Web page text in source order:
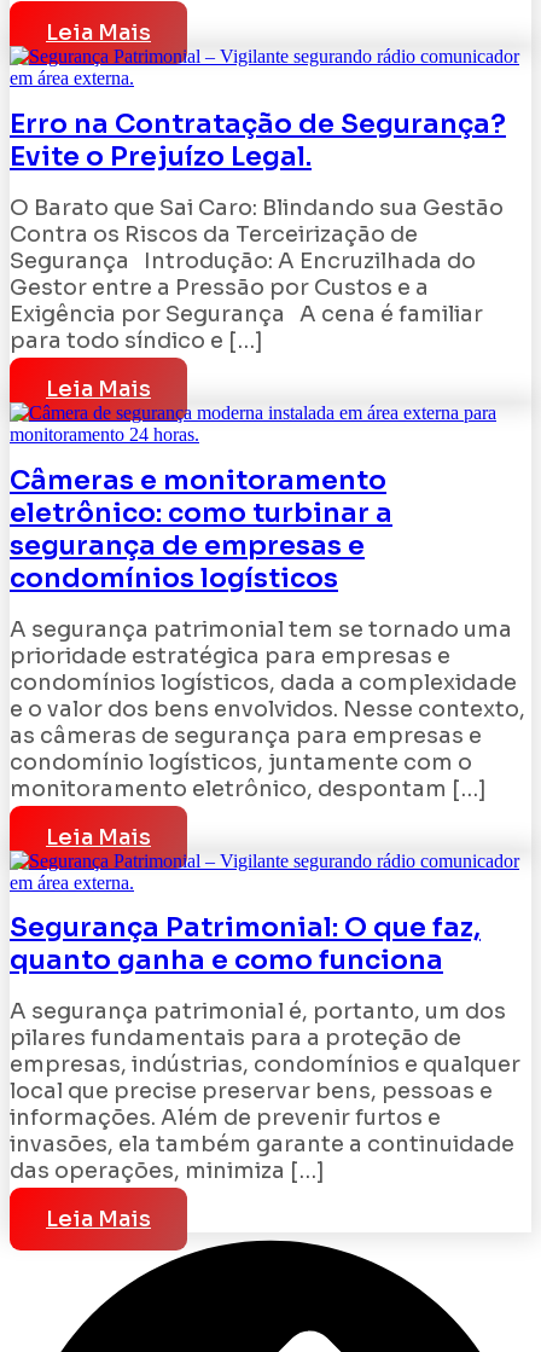
Leia Mais
Erro na Contratação de Segurança?
Evite o Prejuízo Legal.
O Barato que Sai Caro: Blindando sua Gestão
Contra os Riscos da Terceirização de
Segurança Introdução: A Encruzilhada do
Gestor entre a Pressão por Custos e a
Exigência por Segurança A cena é familiar
para todo síndico e […]
Leia Mais
Câmeras e monitoramento
eletrônico: como turbinar a
segurança de empresas e
condomínios logísticos
A segurança patrimonial tem se tornado uma
prioridade estratégica para empresas e
condomínios logísticos, dada a complexidade
e o valor dos bens envolvidos. Nesse contexto,
as câmeras de segurança para empresas e
condomínio logísticos, juntamente com o
monitoramento eletrônico, despontam […]
Leia Mais
Segurança Patrimonial: O que faz,
quanto ganha e como funciona
A segurança patrimonial é, portanto, um dos
pilares fundamentais para a proteção de
empresas, indústrias, condomínios e qualquer
local que precise preservar bens, pessoas e
informações. Além de prevenir furtos e
invasões, ela também garante a continuidade
das operações, minimiza […]
Leia Mais